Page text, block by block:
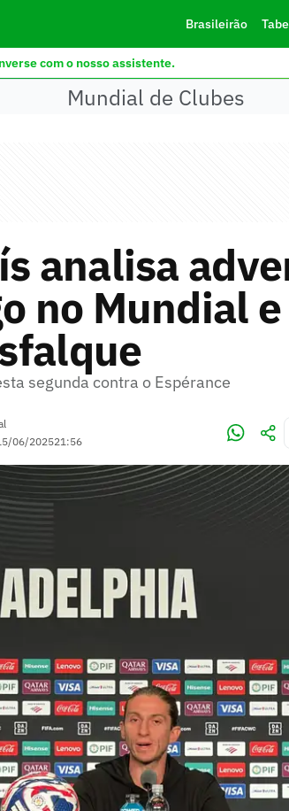
Brasileirão
com o nosso assistente.
Mundial de Clubes
analisa
no Mundial
segunda contra o Espérance
06/202521:56